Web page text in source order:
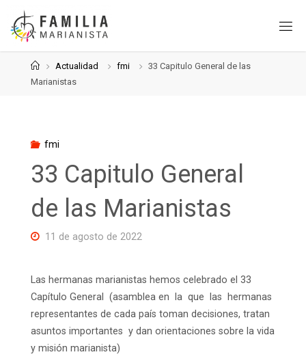
Saltar
contenido
Página
de
Actualidad fmi
33 Capitulo General de las
Marianistas
fmi
33 Capitulo General
de las Marianistas
11 de agosto de 2022
Las hermanas marianistas hemos celebrado el 33
Capítulo General (asamblea en la que las hermanas
representantes de cada país toman decisiones, tratan
asuntos importantes y dan orientaciones sobre la vida
y misión marianista)